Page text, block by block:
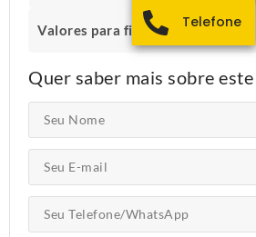
Valores para financiamento
Quer saber mais sobre
Telefone